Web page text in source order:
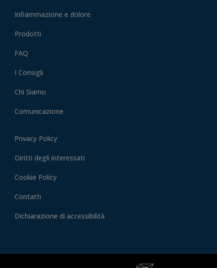
Infiammazione e dolore
Prodotti
FAQ
I Consigli
Chi Siamo
Comunicazione
Privacy Policy
Diritti degli interessati
Cookie Policy
Contatti
Dichiarazione di accessibilità